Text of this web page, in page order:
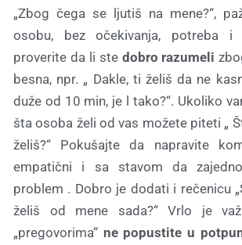
„Zbog čega se ljutiš na mene?“,
osobu, bez očekivanja, potreba i
proverite da li ste dobro razumeli
besna, npr. „ Dakle, ti želiš da ne
duže od 10 min, je l tako?“. Ukoliko
šta osoba želi od vas možete piteti „
želiš?“ Pokušajte da napravite
empatični i sa stavom da
problem . Dobro je dodati i rečenicu
želiš od mene sada?“ Vrlo je
„pregovorima“ ne popustite u